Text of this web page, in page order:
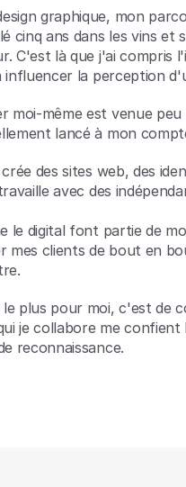
graphique, mon
cinq ans dans les vins
C'est là que j'ai compris
influencer la perception
moi-même est venue
lancé à mon
des sites web, des
avec des
le digital font partie de
mes clients de bout en
plus pour moi, c'est de
je collabore me
reconnaissance.